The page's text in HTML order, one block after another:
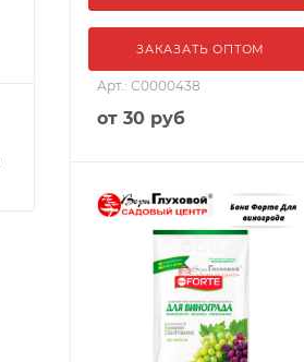
ЗАКАЗАТЬ ОПТОМ
Арт.: С0000438
от 30 руб